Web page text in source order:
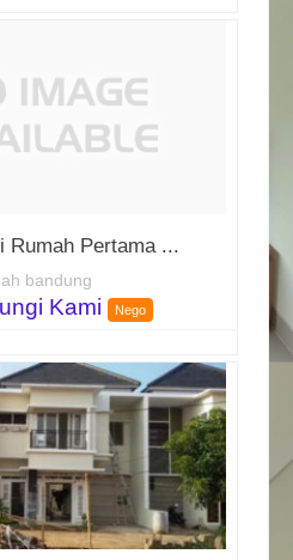
Rumah Pertama ...
bandung
Kami Nego